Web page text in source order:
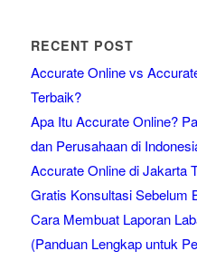
RECENT POST
Accurate Online vs
Terbaik?
Apa Itu Accurate Online?
dan Perusahaan di
Accurate Online di Jakarta
Gratis Konsultasi Sebelum
Cara Membuat Laporan
(Panduan Lengkap untuk